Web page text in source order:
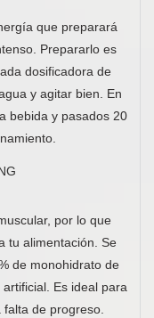
que preparará
Prepararlo es
dosificadora de
y agitar bien. En
bebida y pasados 20
por lo que
tu alimentación. Se
de monohidrato de
Es ideal para
de progreso.